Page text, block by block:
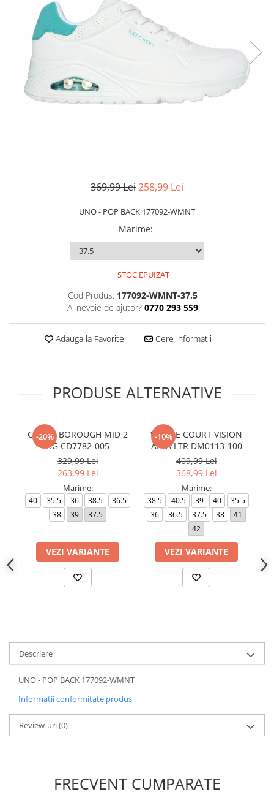
Slapi barbati
Mocasini
Pantofi sport femei
Slapi femei
Sandale & Slapi copii
369,99 Lei258,99 Lei
UNO - POP BACK 177092-WMNT
Marime:
STOC EPUIZAT
Cod Produs: 177092-WMNT-37.5
Ai nevoie de ajutor? 0770 293 559
Adauga la Favorite Cere informatii
PRODUSE ALTERNATIVE
-20%
COURT BOROUGH MID 2
BG CD7782-005
329,99 Lei
263,99 Lei
Marime:
40 35.5 36 38.5
36.5
38
39 37.5
VEZI VARIANTE
-10%
W NIKE COURT VISION
ALTA LTR DM0113-100
409,99 Lei
368,99 Lei
Marime:
38.5 40.5 39 40
35.5
36
36.5 37.5 38
41
42
VEZI VARIANTE
Descriere
UNO - POP BACK 177092-WMNT
Informatii conformitate produs
Review-uri(0)
FRECVENT CUMPARATE